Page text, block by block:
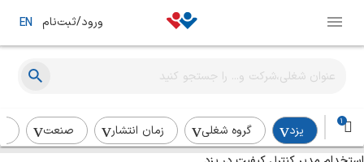
ورود/ثبت‌نام EN
1
یزد گروه شغلی زمان انتشار صنعت